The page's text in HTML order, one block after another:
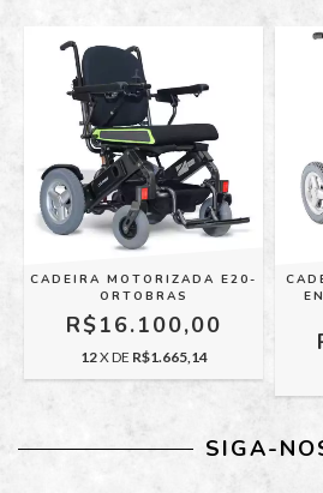
CADEIRA MOTORIZADA E20-
ORTOBRAS
R$16.100,00
12X DE R$1.665,14
SIGA-